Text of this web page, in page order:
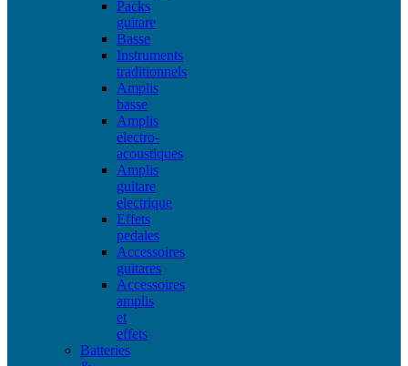
Packs
guitare
Basse
Instruments
traditionnels
Amplis
basse
Amplis
electro-
acoustiques
Amplis
guitare
electrique
Effets
pedales
Accessoires
guitares
Accessoires
amplis
et
effets
Batteries